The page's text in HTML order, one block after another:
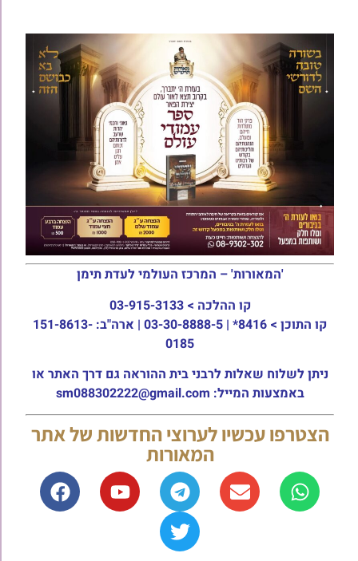
'המאורות' – המרכז העולמי לעדת תימן
קו ההלכה > 03-915-3133
קו התוכן >
8416* | 03-30-8888-5 | ארה"ב: 151-8613-
0185
ניתן לשלוח שאלות לרבני בית ההוראה גם דרך האתר או
באמצעות המייל: sm088302222@gmail.com
הצטרפו עכשיו לערוצי החדשות של אתר
המאורות